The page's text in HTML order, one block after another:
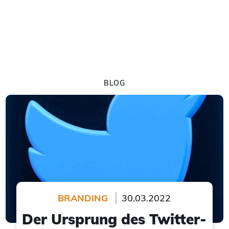
BLOG
BRANDING 30.03.2022
Der Ursprung des Twitter-